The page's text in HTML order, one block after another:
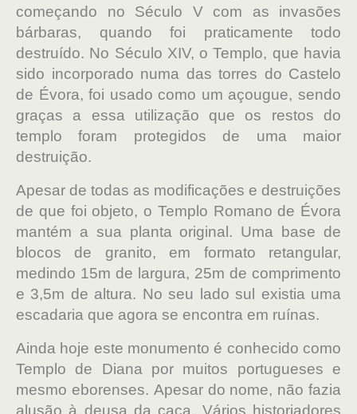
começando no Século V com as invasões
bárbaras, quando foi praticamente todo
destruído. No Século XIV, o Templo, que havia
sido incorporado numa das torres do Castelo
de Évora, foi usado como um açougue, sendo
graças a essa utilização que os restos do
templo foram protegidos de uma maior
destruição.
Apesar de todas as modificações e destruições
de que foi objeto, o Templo Romano de Évora
mantém a sua planta original. Uma base de
blocos de granito, em formato retangular,
medindo 15m de largura, 25m de comprimento
e 3,5m de altura. No seu lado sul existia uma
escadaria que agora se encontra em ruínas.
Ainda hoje este monumento é conhecido como
Templo de Diana por muitos portugueses e
mesmo eborenses. Apesar do nome, não fazia
alusão à deusa da caça. Vários historiadores